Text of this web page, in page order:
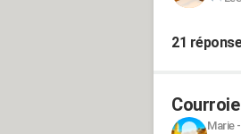
21
Marie-